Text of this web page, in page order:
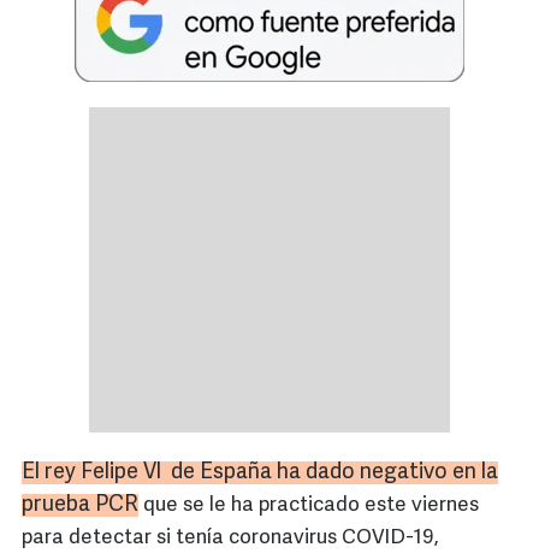
El rey Felipe VI de España ha dado negativo en la
prueba PCR que se le ha practicado este viernes
para detectar si tenía coronavirus COVID-19,